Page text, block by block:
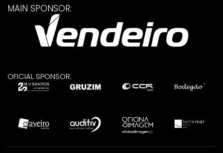
MAIN SPONSOR:
OFICIAL SPONSOR: